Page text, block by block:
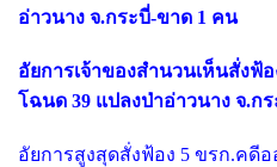
อ่าวนาง จ.กระบี่-ขาด 1 คน
อัยการเจ้าของสำนวนเห็นสั่งฟ้
โฉนด 39 แปลงป่าอ่าวนาง จ.ก
อัยการสูงสุดสั่งฟ้อง 5 ขรก.คดี